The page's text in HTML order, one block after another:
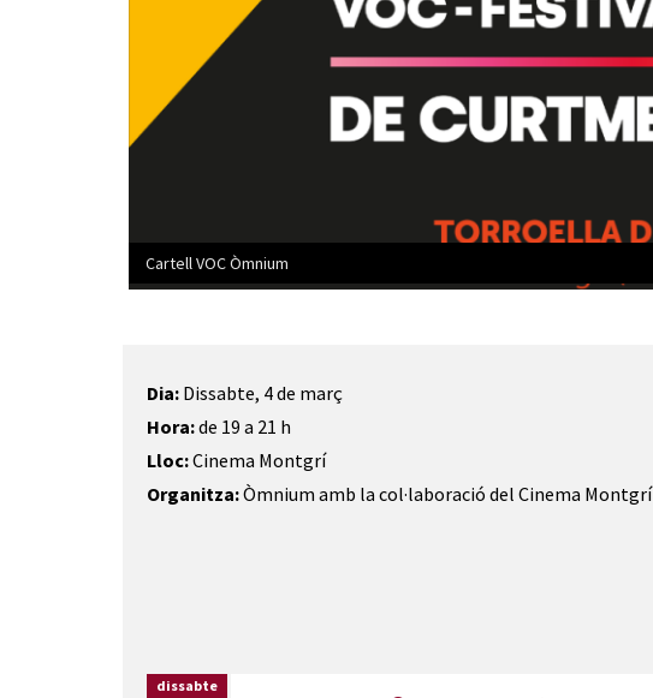
Cartell VOC Òmnium
Dia: Dissabte, 4 de març
Hora:de 19 a 21 h
Lloc:Cinema Montgrí
Organitza:Òmnium amb la col·laboració del Cinema Montgrí
dissabte